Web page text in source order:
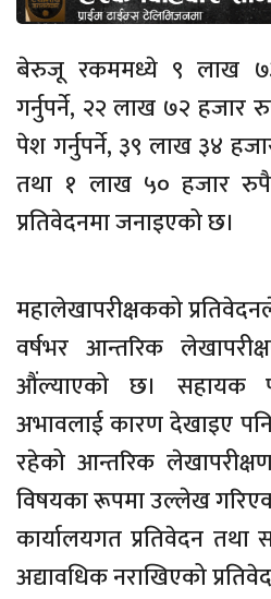
बेरुजू रकममध्ये ९ लाख
गर्नुपर्ने, २२ लाख ७२ हजार
पेश गर्नुपर्ने, ३९ लाख ३४
तथा १ लाख ५० हजार
प्रतिवेदनमा जनाइएको छ।
महालेखापरीक्षकको
वर्षभर आन्तरिक
औंल्याएको छ। सहायक
अभावलाई कारण देखाइए
रहेको आन्तरिक
विषयका रूपमा उल्लेख
कार्यालयगत प्रतिवेदन
अद्यावधिक नराखिएको